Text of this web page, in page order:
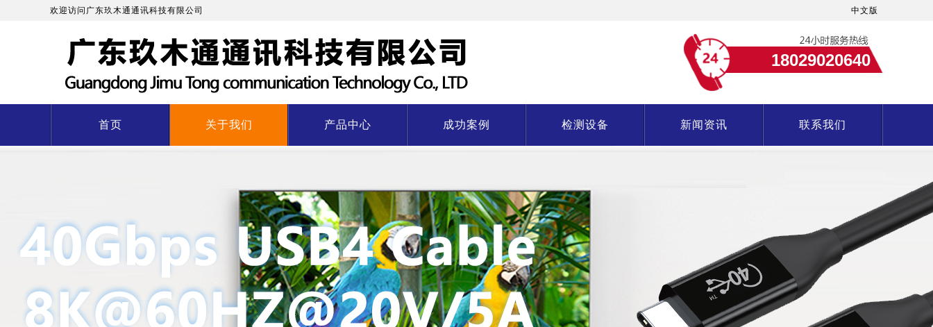
欢迎访问广东玖木通通讯科技有限公司 中文版
18029020640
首页 关于我们 产品中心 成功案例 检测设备 新闻资讯 联系我们